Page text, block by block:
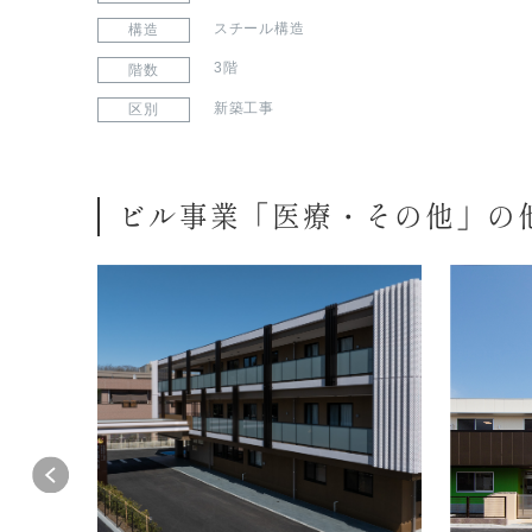
構造 スチール構造
階数 3階
区別 新築工事
ビル事業「医療・その他」の